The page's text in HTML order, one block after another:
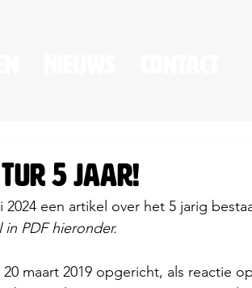
Tur 5 jaar!
een artikel over het 5 jarig
PDF hieronder.